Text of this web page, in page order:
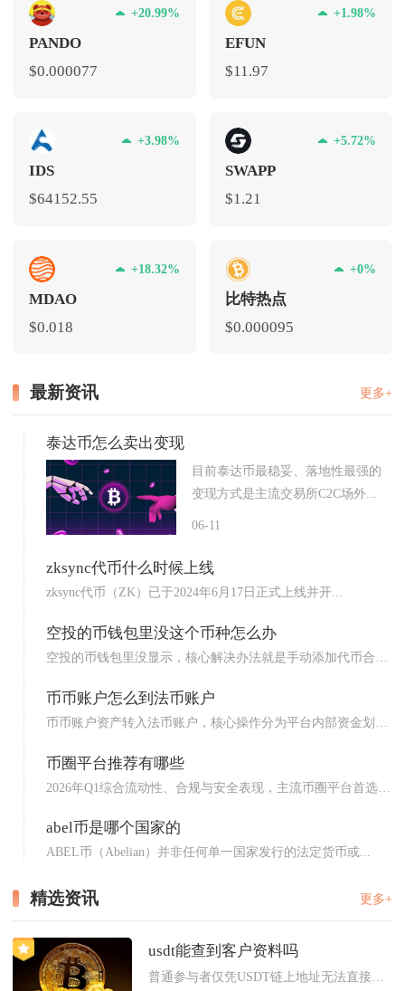
+20.99%
PANDO
$0.000077
+1.98%
EFUN
$11.97
+3.98%
IDS
$64152.55
+5.72%
SWAPP
$1.21
+18.32%
MDAO
$0.018
+0%
比特热点
$0.000095
最新资讯 更多+
泰达币怎么卖出变现
目前泰达币最稳妥、落地性最强的
变现方式是主流交易所C2C场外...
06-11
zksync代币什么时候上线
zksync代币（ZK）已于2024年6月17日正式上线并开...
空投的币钱包里没这个币种怎么办
空投的币钱包里没显示，核心解决办法就是手动添加代币合约
币币账户怎么到法币账户
币币账户资产转入法币账户，核心操作分为平台内部资金划
币圈平台推荐有哪些
2026年Q1综合流动性、合规与安全表现，主流币圈平台首选
abel币是哪个国家的
ABEL币（Abelian）并非任何单一国家发行的法定货币或...
精选资讯 更多+
usdt能查到客户资料吗
普通参与者仅凭USDT链上地址无法直接查询对应的客户真实资料...